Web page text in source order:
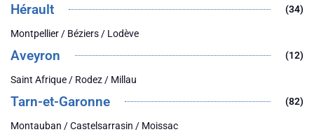
Hérault (34)
Montpellier / Béziers / Lodève
Aveyron (12)
Saint Afrique / Rodez / Millau
Tarn-et-Garonne (82)
Montauban / Castelsarrasin / Moissac